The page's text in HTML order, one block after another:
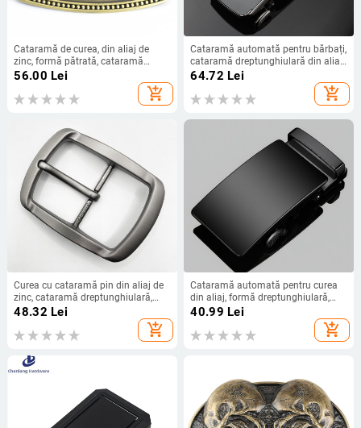
Cataramă de curea, din aliaj de
zinc, formă pătrată, cataramă
netedă/plată, personalizabilă
56.00 Lei
add_shopping_cart
Cataramă automată pentru bărbați,
cataramă dreptunghiulară din aliaj,
model cu litere, stil de afaceri
64.72 Lei
add_shopping_cart
Curea cu cataramă pin din aliaj de
zinc, cataramă dreptunghiulară,
închidere în stil japonez, unisex, stil
48.32 Lei
add_shopping_cart
Cataramă automată pentru curea
din aliaj, formă dreptunghiulară,
închidere magnetică, stil business
40.99 Lei
add_shopping_cart